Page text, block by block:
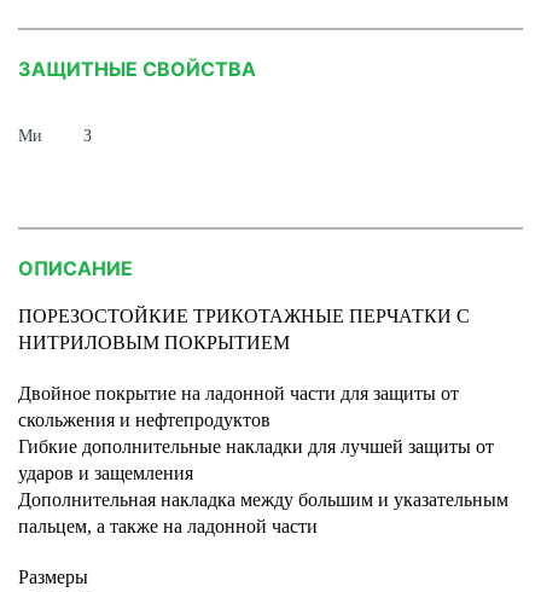
ЗАЩИТНЫЕ СВОЙСТВА
Ми З
ОПИСАНИЕ
ПОРЕЗОСТОЙКИЕ ТРИКОТАЖНЫЕ ПЕРЧАТКИ С
НИТРИЛОВЫМ ПОКРЫТИЕМ
Двойное покрытие на ладонной части для защиты от
скольжения и нефтепродуктов
Гибкие дополнительные накладки для лучшей защиты от
ударов и защемления
Дополнительная накладка между большим и указательным
пальцем, а также на ладонной части
Размеры